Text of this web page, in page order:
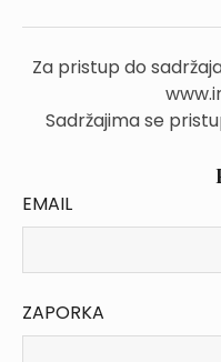
Za pristup do
Sadržajima se
EMAIL
ZAPORKA